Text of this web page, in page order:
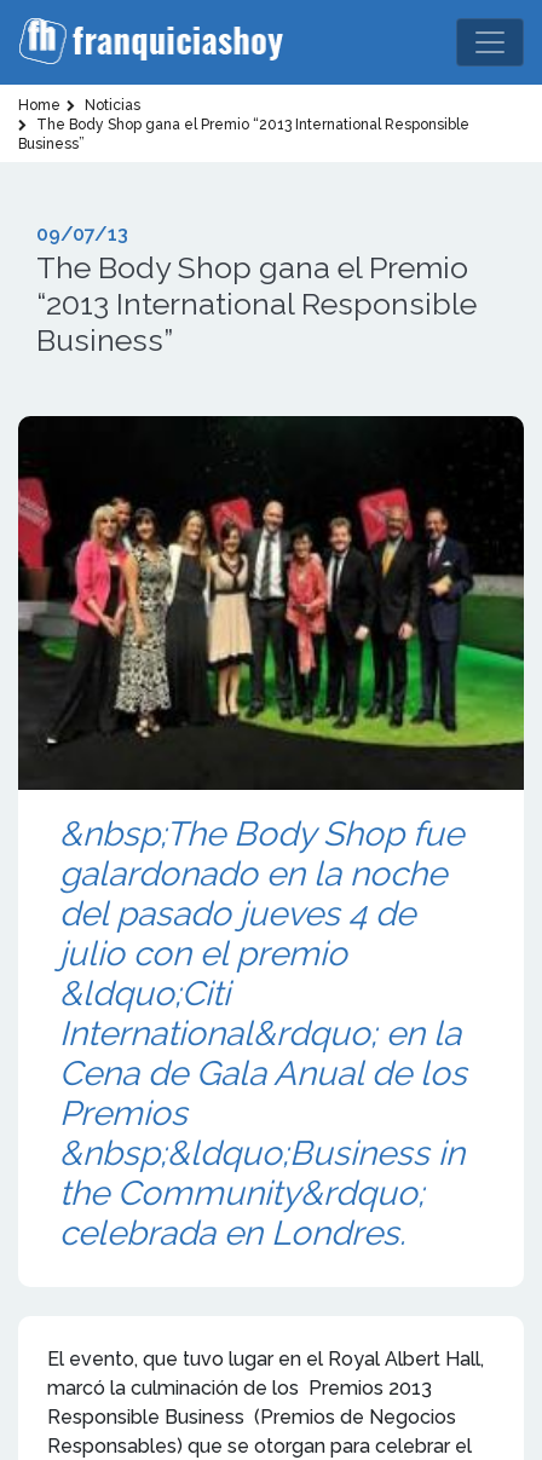
Home
Noticias
The Body Shop gana el Premio “2013 International Responsible
Business”
09/07/13
The Body Shop gana el Premio
“2013 International Responsible
Business”
&nbsp;The Body Shop fue
galardonado en la noche
del pasado jueves 4 de
julio con el premio
&ldquo;Citi
International&rdquo; en la
Cena de Gala Anual de los
Premios
&nbsp;&ldquo;Business in
the Community&rdquo;
celebrada en Londres.
El evento, que tuvo lugar en el Royal Albert Hall,
marcó la culminación de los Premios 2013
Responsible Business (Premios de Negocios
Responsables) que se otorgan para celebrar el